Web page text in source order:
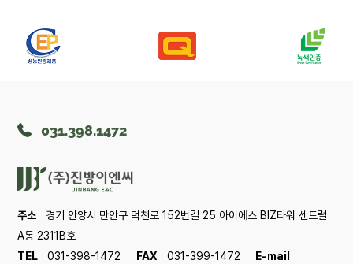
주소 경기 안양시 만안구 덕천로 152번길 25 아이에스 BIZ타워 센트럴
A동 2311B호
TEL 031-398-1472 FAX 031-399-1472 E-mail
031.398.1472